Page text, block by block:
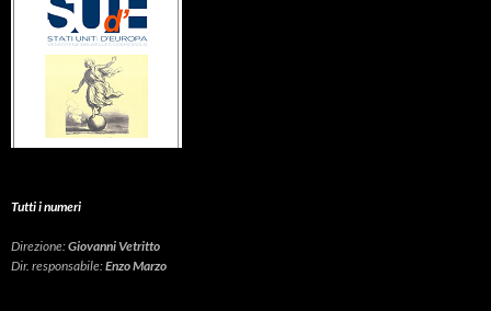
Tutti i numeri
Direzione:Giovanni Vetritto
Dir. responsabile:Enzo Marzo